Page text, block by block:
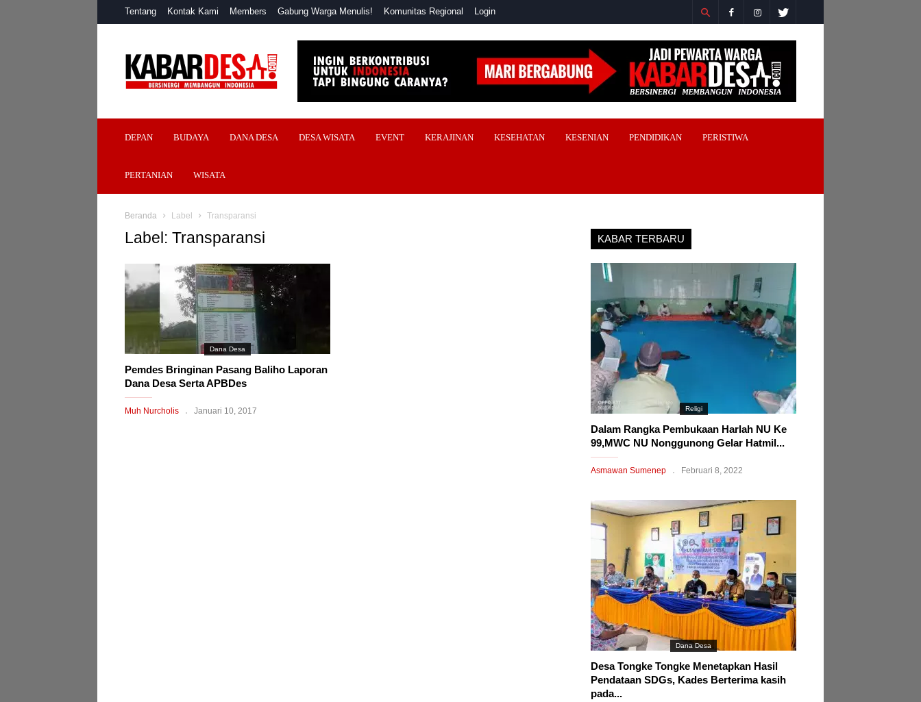
Tentang Kontak Kami Members Gabung Warga Menulis! Komunitas Regional Login
Desa
DEPAN BUDAYA DANA DESA DESA WISATA EVENT KERAJINAN KESEHATAN KESENIAN PENDIDIKAN PERISTIWA
PERTANIAN WISATA
Beranda Label Transparansi
Label: Transparansi
Dana Desa
Pemdes Bringinan Pasang Baliho Laporan
Dana Desa Serta APBDes
Muh Nurcholis Januari 10, 2017
KABAR TERBARU
Religi
Dalam Rangka Pembukaan Harlah NU Ke
99,MWC NU Nonggunong Gelar Hatmil...
Asmawan Sumenep Februari 8, 2022
Dana Desa
Desa Tongke Tongke Menetapkan Hasil
Pendataan SDGs, Kades Berterima kasih
pada...